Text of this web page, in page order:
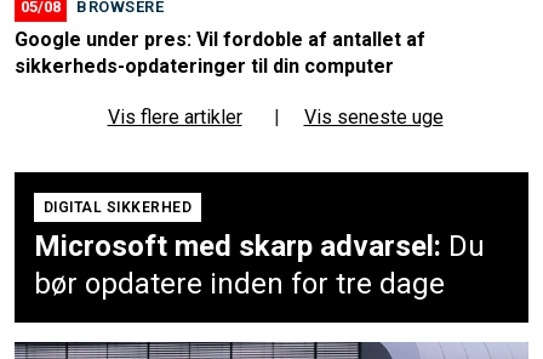
05/08 BROWSERE
Google under pres: Vil fordoble af antallet af
sikkerheds-opdateringer til din computer
Vis flere artikler | Vis seneste uge
DIGITAL SIKKERHED
Microsoft med skarp advarsel: Du
bør opdatere inden for tre dage